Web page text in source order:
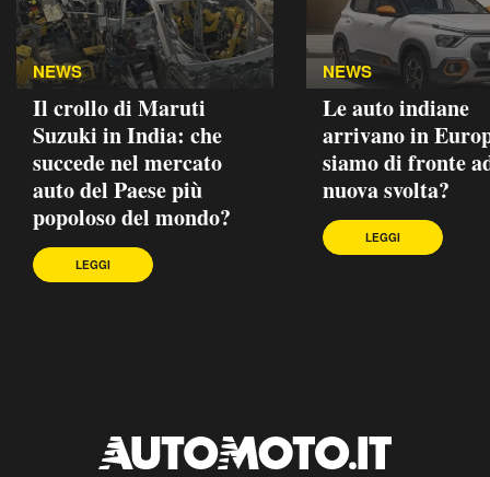
NEWS
Il crollo di Maruti
Suzuki in India: che
succede nel mercato
auto del Paese più
popoloso del mondo?
LEGGI
NEWS
Le auto indiane
arrivano in
siamo di fronte
nuova svolta?
LEGGI